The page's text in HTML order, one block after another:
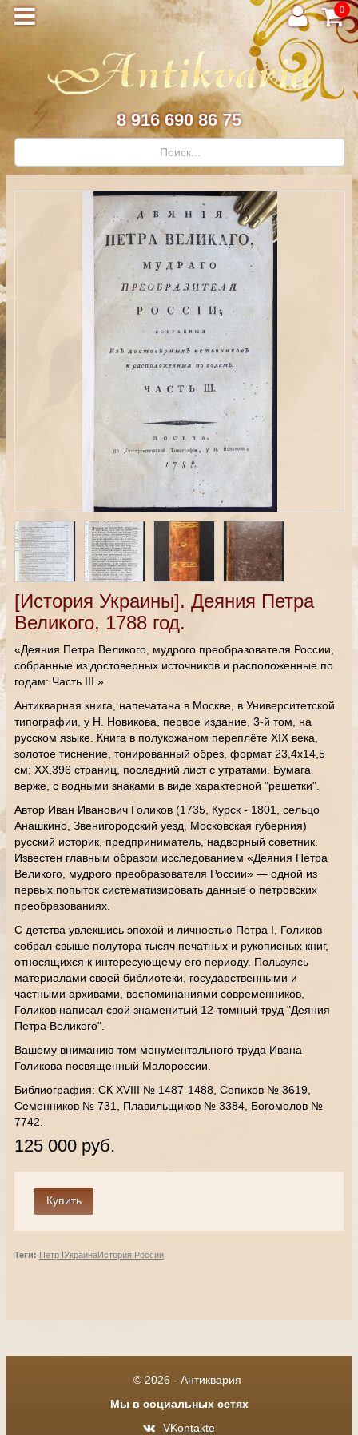
0
8 916 690 86 75
[История Украины]. Деяния Петра
Великого, 1788 год.
«Деяния Петра Великого, мудрого преобразователя России,
собранные из достоверных источников и расположенные по
годам: Часть III.»
Антикварная книга, напечатана в Москве, в Университетской
типографии, у Н. Новикова, первое издание, 3-й том, на
русском языке. Книга в полукожаном переплёте XIX века,
золотое тиснение, тонированный обрез, формат 23,4х14,5
см; XX,396 страниц, последний лист с утратами. Бумага
верже, с водными знаками в виде характерной "решетки".
Автор Иван Иванович Голиков (1735, Курск - 1801, сельцо
Анашкино, Звенигородский уезд, Московская губерния)
русский историк, предприниматель, надворный советник.
Известен главным образом исследованием «Деяния Петра
Великого, мудрого преобразователя России» — одной из
первых попыток систематизировать данные о петровских
преобразованиях.
С детства увлекшись эпохой и личностью Петра I, Голиков
собрал свыше полутора тысяч печатных и рукописных книг,
относящихся к интересующему его периоду. Пользуясь
материалами своей библиотеки, государственными и
частными архивами, воспоминаниями современников,
Голиков написал свой знаменитый 12-томный труд "Деяния
Петра Великого".
Вашему вниманию том монументального труда Ивана
Голикова посвященный Малороссии.
Библиография: СК XVIII № 1487-1488, Сопиков № 3619,
Семенников № 731, Плавильщиков № 3384, Богомолов №
7742.
125 000 руб.
Теги: Петр IУкраинаИстория России
© 2026 - Антиквария
Мы в социальных сетях
VKontakte